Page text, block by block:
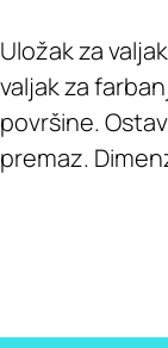
Uložak za
valjak za
površine.
premaz.